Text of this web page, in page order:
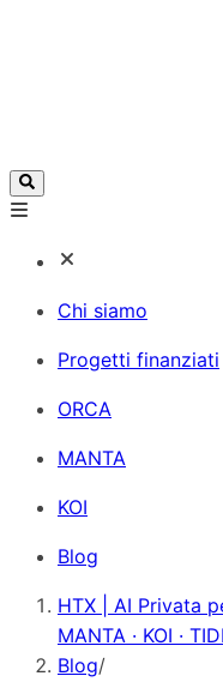
Chi siamo
Progetti finanziati
ORCA
MANTA
KOI
Blog
HTX | AI Privata
MANTA · KOI ·
Blog/